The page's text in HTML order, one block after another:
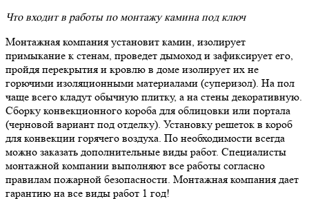
Что входит в работы по монтажу камина под ключ
Монтажная компания установит камин, изолирует
примыкание к стенам, проведет дымоход и зафиксирует его,
пройдя перекрытия и кровлю в доме изолирует их не
горючими изоляционными материалами (суперизол). На пол
чаще всего кладут обычную плитку, а на стены декоративную.
Сборку конвекционного короба для облицовки или портала
(черновой вариант под отделку). Установку решеток в короб
для конвекции горячего воздуха. По необходимости всегда
можно заказать дополнительные виды работ. Специалисты
монтажной компании выполняют все работы согласно
правилам пожарной безопасности. Монтажная компания дает
гарантию на все виды работ 1 год!